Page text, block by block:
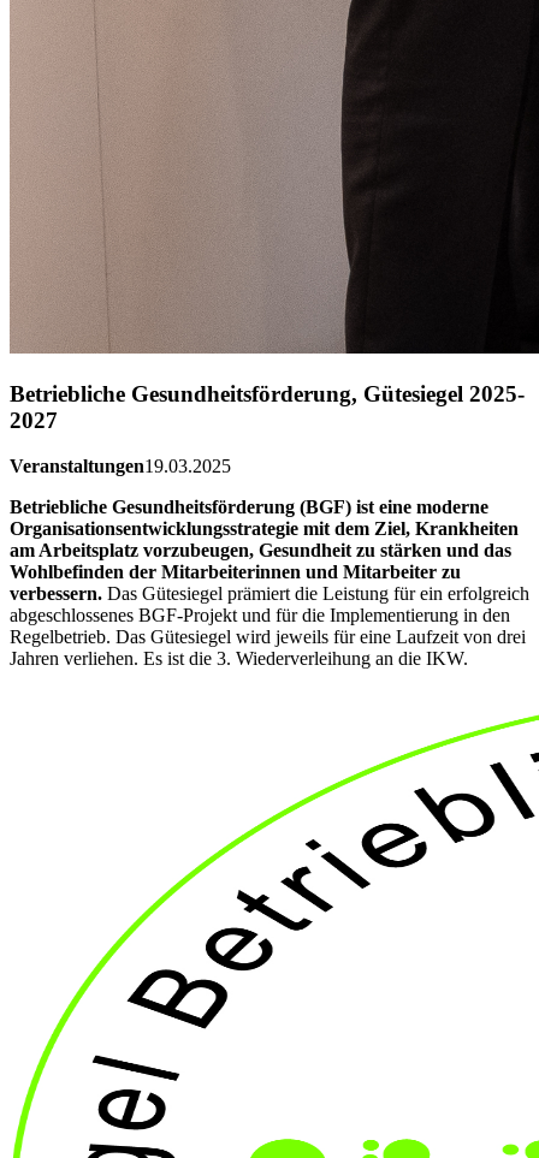
Betriebliche Gesundheitsförderung, Gütesiegel 2025-
2027
Veranstaltungen19.03.2025
Betriebliche Gesundheitsförderung (BGF) ist eine moderne
Organisationsentwicklungsstrategie mit dem Ziel, Krankheiten
am Arbeitsplatz vorzubeugen, Gesundheit zu stärken und das
Wohlbefinden der Mitarbeiterinnen und Mitarbeiter zu
verbessern. Das Gütesiegel prämiert die Leistung für ein erfolgreich
abgeschlossenes BGF-Projekt und für die Implementierung in den
Regelbetrieb. Das Gütesiegel wird jeweils für eine Laufzeit von drei
Jahren verliehen. Es ist die 3. Wiederverleihung an die IKW.